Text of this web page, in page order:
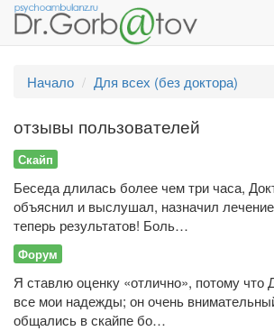
Начало
Для всех (без доктора)
отзывы пользователей
Скайп
Беседа длилась более чем три часа,
объяснил и выслушал, назначил
теперь результатов! Боль…
Форум
Я ставлю оценку «отлично», потому что
все мои надежды; он очень
общались в скайпе бо…